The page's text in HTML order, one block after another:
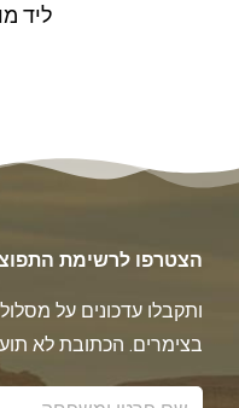
ליד
הצטרפו לרשימת
ותקבלו עדכונים על
בצימרים. הכתובת לא